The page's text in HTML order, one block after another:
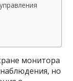
монитора
но